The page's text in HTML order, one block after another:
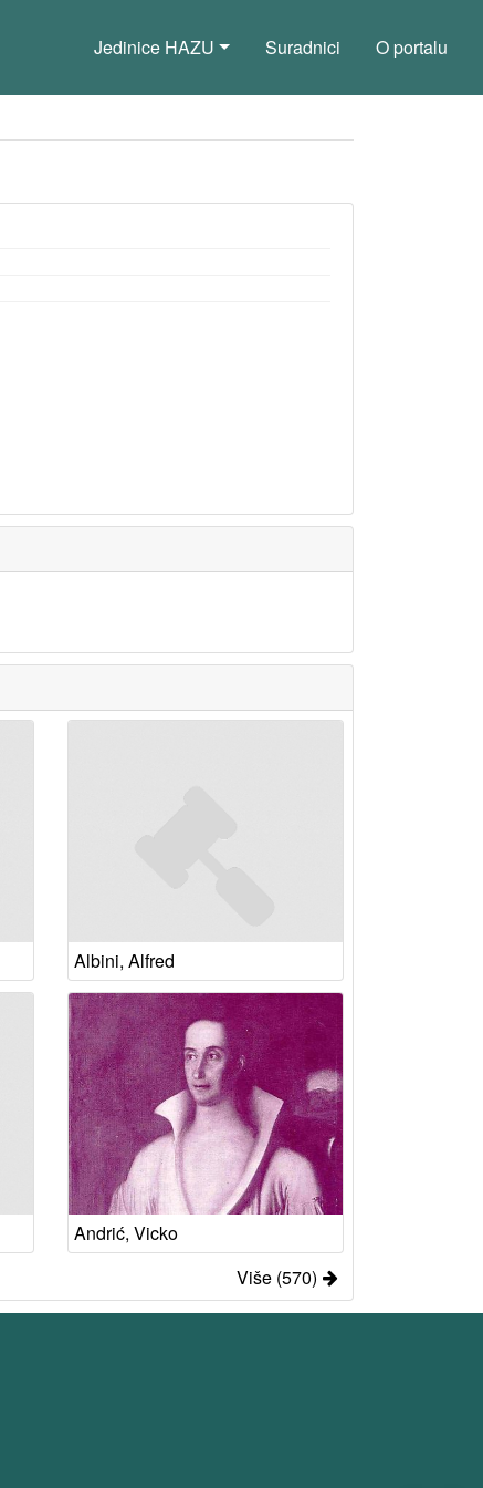
Jedinice HAZU Suradnici O portalu
Albini, Alfred
Andrić, Vicko
Više (570)